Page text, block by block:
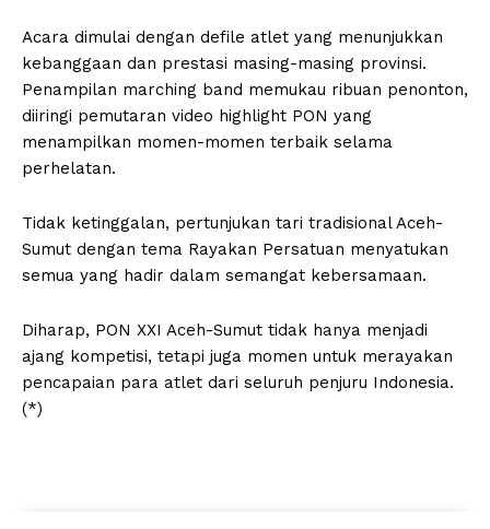
Acara dimulai dengan defile atlet yang menunjukkan
kebanggaan dan prestasi masing-masing provinsi.
Penampilan marching band memukau ribuan penonton,
diiringi pemutaran video highlight PON yang
menampilkan momen-momen terbaik selama
perhelatan.
Tidak ketinggalan, pertunjukan tari tradisional Aceh-
Sumut dengan tema Rayakan Persatuan menyatukan
semua yang hadir dalam semangat kebersamaan.
Diharap, PON XXI Aceh-Sumut tidak hanya menjadi
ajang kompetisi, tetapi juga momen untuk merayakan
pencapaian para atlet dari seluruh penjuru Indonesia.
(*)